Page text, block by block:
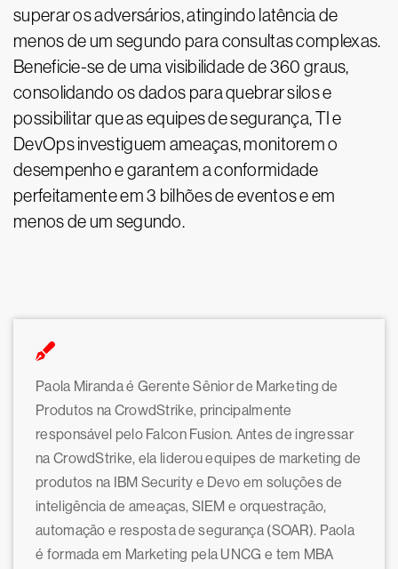
superar os adversários, atingindo latência de
menos de um segundo para consultas complexas.
Beneficie-se de uma visibilidade de 360 graus,
consolidando os dados para quebrar silos e
possibilitar que as equipes de segurança, TI e
DevOps investiguem ameaças, monitorem o
desempenho e garantem a conformidade
perfeitamente em 3 bilhões de eventos e em
menos de um segundo.
Paola Miranda é Gerente Sênior de Marketing de
Produtos na CrowdStrike, principalmente
responsável pelo Falcon Fusion. Antes de ingressar
na CrowdStrike, ela liderou equipes de marketing de
produtos na IBM Security e Devo em soluções de
inteligência de ameaças, SIEM e orquestração,
automação e resposta de segurança (SOAR). Paola
é formada em Marketing pela UNCG e tem MBA